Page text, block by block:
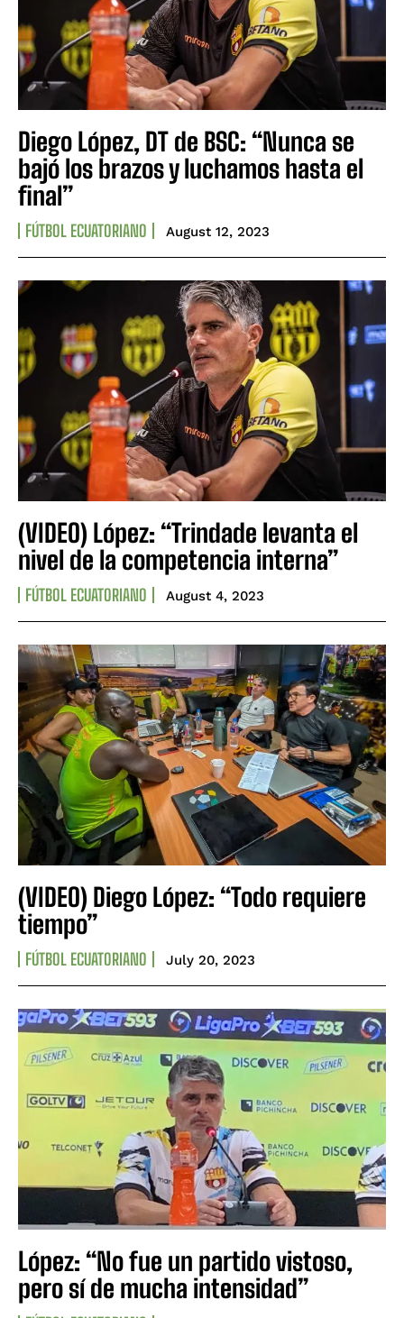
Diego López, DT de BSC: “Nunca se
bajó los brazos y luchamos hasta el
final”
FÚTBOL ECUATORIANO August 12, 2023
(VIDEO) López: “Trindade levanta el
nivel de la competencia interna”
FÚTBOL ECUATORIANO August 4, 2023
(VIDEO) Diego López: “Todo requiere
tiempo”
FÚTBOL ECUATORIANO July 20, 2023
López: “No fue un partido vistoso,
pero sí de mucha intensidad”